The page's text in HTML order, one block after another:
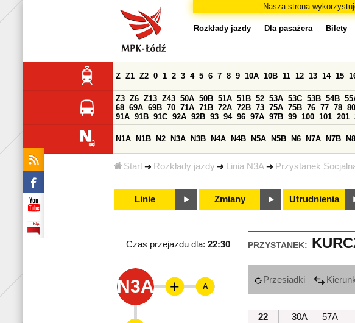
Nasza strona
Start Rozkłady jazdy Linia N3A Przystanek
Rozkłady jazdy Dla pasażera Bilety
Z Z1 Z2 0 1 2 3 4 5 6 7 8 9 10A 10B 11 12 13 14 15
Z3 Z6 Z13 Z43 50A 50B 51A 51B 52 53A 53C 53B 54B
68 69A 69B 70 71A 71B 72A 72B 73 75A 75B 76 77 78
91A 91B 91C 92A 92B 93 94 96 97A 97B 99 100 101 201
N1A N1B N2 N3A N3B N4A N4B N5A N5B N6 N7A N7B N8
Linie Zmiany Utrudnienia
PRZYSTANEK:
Czas przejazdu dla: 22:30
N3A Przesiadki
22
30A
57A
A